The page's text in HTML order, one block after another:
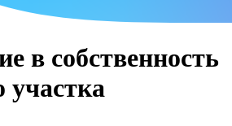
в собственность
участка